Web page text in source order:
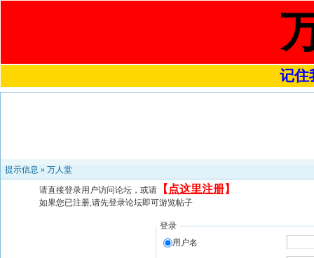
记住
提示信息 » 万人堂
请直接登录用户访问论坛，或请 【 点这里注册】
如果您已注册,请先登录论坛即可游览帖子
登录
用户名